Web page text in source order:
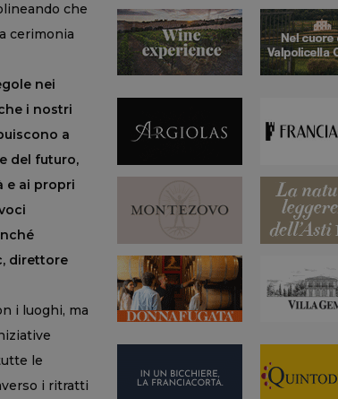
che
cerimonia
nei
i nostri
a
del futuro,
e ai propri
direttore
i luoghi, ma
le
i ritratti